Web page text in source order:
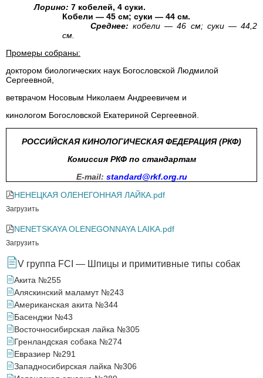
Лорино: 7 кобелей, 4 суки.
Кобели — 45 см; суки — 44 см.
Среднее:кобели — 46 см; суки — 44,2
см.
Промеры собраны:
доктором биологических наук Богословской Людмилой
Сергеевной,
ветврачом Носовым Николаем Андреевичем и
кинологом Богословской Екатериной Сергеевной.
РОССИЙСКАЯ КИНОЛОГИЧЕСКАЯ ФЕДЕРАЦИЯ (РКФ)
Комиссия РКФ по стандартам
E-mail: standard@rkf.org.ru
НЕНЕЦКАЯ ОЛЕНЕГОННАЯ ЛАЙКА.pdf
Загрузить
NENETSKAYA OLENEGONNAYA LAIKA.pdf
Загрузить
V группа FCI — Шпицы и примитивные типы собак
Акита №255
Аляскинский маламут №243
Американская акита №344
Басенджи №43
Восточносибирская лайка №305
Гренландская собака №274
Евразиер №291
Западносибирская лайка №306